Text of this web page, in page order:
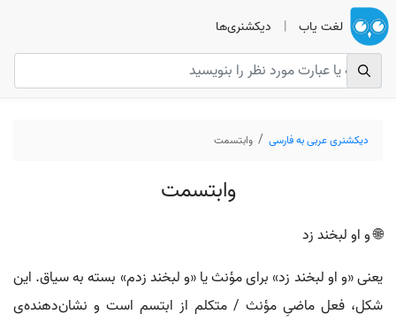
لغت یاب | دیکشنری‌ها
دیکشنری عربی به فارسی وابتسمت
وابتسمت
🌐 و او لبخند زد
یعنی «و او لبخند زد» برای مؤنث یا «و لبخند زدم» بسته به سیاق. این
شکل، فعل ماضیِ مؤنث / متکلم از ابتسم است و نشان‌دهنده‌ی